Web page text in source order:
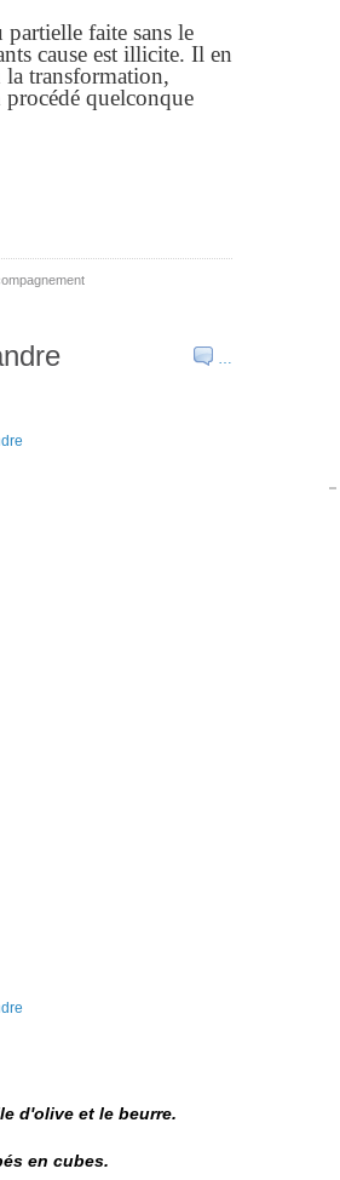
faite sans le
cause est illicite. Il en
transformation,
quelconque
…
d'olive et le beurre.
en cubes.